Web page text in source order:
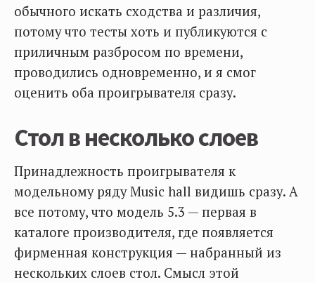
обычного искать сходства и различия,
потому что тесты хоть и публикуются с
приличным разбросом по времени,
проводились одновременно, и я смог
оценить оба проигрывателя сразу.
Стол в несколько слоев
Принадлежность проигрывателя к
модельному ряду Music hall видишь сразу. А
все потому, что модель 5.3 — первая в
каталоге производителя, где появляется
фирменная конструкция — набранный из
нескольких слоев стол. Смысл этой